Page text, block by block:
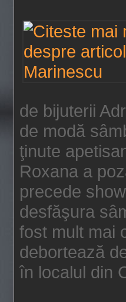
de bijuterii
de modă
ţinute
Roxana a
precede
desfăşura
fost mult mai
debortează
în localul din